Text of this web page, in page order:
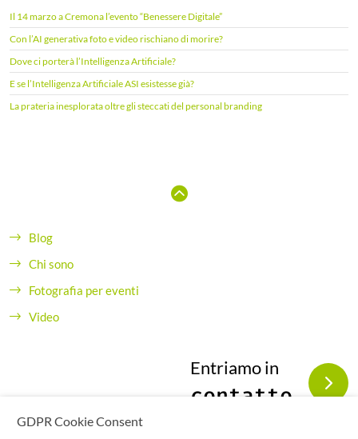
a
p
e
r
:
Il 14 marzo a Cremona l’evento “Benessere Digitale”
Con l’AI generativa foto e video rischiano di morire?
Dove ci porterà l’Intelligenza Artificiale?
E se l’Intelligenza Artificiale ASI esistesse già?
La prateria inesplorata oltre gli steccati del personal branding
Blog
Chi sono
Fotografia per eventi
Video
Entriamo in
contatto
GDPR Cookie Consent